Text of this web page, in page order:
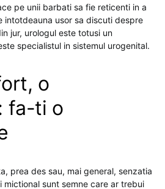
pe unii barbati sa fie reticenti in a
intotdeauna usor sa discuti despre
jur, urologul este totusi un
specialistul in sistemul urogenital.
o
fa-ti o
prea des sau, mai general, senzatia
sunt semne care ar trebui